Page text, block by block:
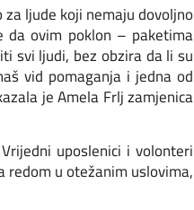
ljude koji nemaju dovoljno
da ovim poklon – paketima
svi ljudi, bez obzira da li su
vid pomaganja i jedna od
je Amela Frlj zamjenica
uposlenici i volonteri
redom u otežanim uslovima,